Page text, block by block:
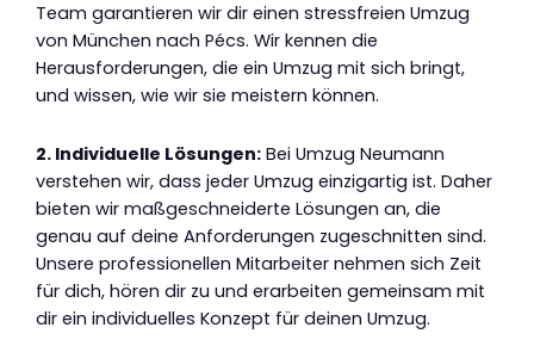
Team garantieren wir dir einen stressfreien Umzug
von München nach Pécs. Wir kennen die
Herausforderungen, die ein Umzug mit sich bringt,
und wissen, wie wir sie meistern können.
2. Individuelle Lösungen: Bei Umzug Neumann
verstehen wir, dass jeder Umzug einzigartig ist. Daher
bieten wir maßgeschneiderte Lösungen an, die
genau auf deine Anforderungen zugeschnitten sind.
Unsere professionellen Mitarbeiter nehmen sich Zeit
für dich, hören dir zu und erarbeiten gemeinsam mit
dir ein individuelles Konzept für deinen Umzug.